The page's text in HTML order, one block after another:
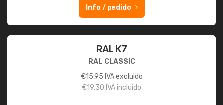
Info / pedido
RAL K7
RAL CLASSIC
€15,95 IVA excluido
€19,30 IVA incluido